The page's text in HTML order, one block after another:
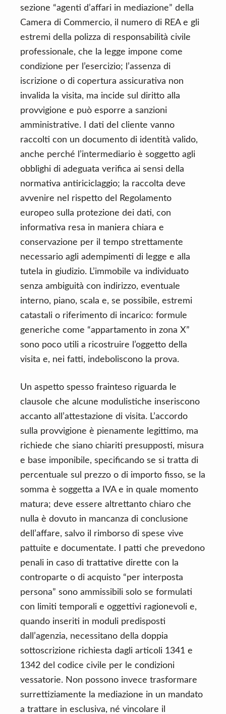
sezione “agenti d’affari in mediazione” della
Camera di Commercio, il numero di REA e gli
estremi della polizza di responsabilità civile
professionale, che la legge impone come
condizione per l’esercizio; l’assenza di
iscrizione o di copertura assicurativa non
invalida la visita, ma incide sul diritto alla
provvigione e può esporre a sanzioni
amministrative. I dati del cliente vanno
raccolti con un documento di identità valido,
anche perché l’intermediario è soggetto agli
obblighi di adeguata verifica ai sensi della
normativa antiriciclaggio; la raccolta deve
avvenire nel rispetto del Regolamento
europeo sulla protezione dei dati, con
informativa resa in maniera chiara e
conservazione per il tempo strettamente
necessario agli adempimenti di legge e alla
tutela in giudizio. L’immobile va individuato
senza ambiguità con indirizzo, eventuale
interno, piano, scala e, se possibile, estremi
catastali o riferimento di incarico: formule
generiche come “appartamento in zona X”
sono poco utili a ricostruire l’oggetto della
visita e, nei fatti, indeboliscono la prova.
Un aspetto spesso frainteso riguarda le
clausole che alcune modulistiche inseriscono
accanto all’attestazione di visita. L’accordo
sulla provvigione è pienamente legittimo, ma
richiede che siano chiariti presupposti, misura
e base imponibile, specificando se si tratta di
percentuale sul prezzo o di importo fisso, se la
somma è soggetta a IVA e in quale momento
matura; deve essere altrettanto chiaro che
nulla è dovuto in mancanza di conclusione
dell’affare, salvo il rimborso di spese vive
pattuite e documentate. I patti che prevedono
penali in caso di trattative dirette con la
controparte o di acquisto “per interposta
persona” sono ammissibili solo se formulati
con limiti temporali e oggettivi ragionevoli e,
quando inseriti in moduli predisposti
dall’agenzia, necessitano della doppia
sottoscrizione richiesta dagli articoli 1341 e
1342 del codice civile per le condizioni
vessatorie. Non possono invece trasformare
surrettiziamente la mediazione in un mandato
a trattare in esclusiva, né vincolare il